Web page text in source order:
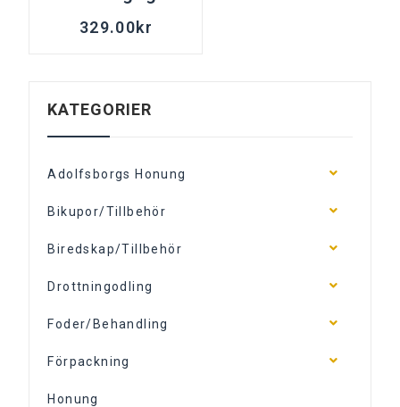
329.00kr
KATEGORIER
Adolfsborgs Honung
Bikupor/Tillbehör
Biredskap/Tillbehör
Drottningodling
Foder/Behandling
Förpackning
Honung